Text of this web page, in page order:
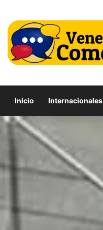
Inicio Internacionales